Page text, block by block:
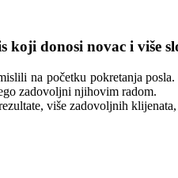
donosi novac i više
na početku pokretanja
zadovoljni njihovim radom.
više zadovoljnih